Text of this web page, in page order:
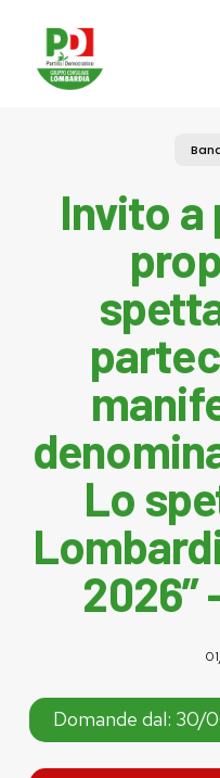
content
Invito a
Lo
2026”
Domande dal: 30/